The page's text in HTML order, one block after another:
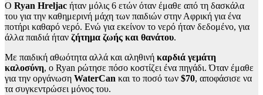
Ο Ryan Hreljac ήταν μόλις 6 ετών όταν έμαθε από τη δασκάλα
του για την καθημερινή μάχη των παιδιών στην Αφρική για ένα
ποτήρι καθαρό νερό. Ενώ για εκείνον το νερό ήταν δεδομένο, για
άλλα παιδιά ήταν ζήτημα ζωής και θανάτου.
Με παιδική αθωότητα αλλά και αληθινή καρδιά γεμάτη
καλοσύνη, ο Ryan ρώτησε πόσο κοστίζει ένα πηγάδι. Όταν έμαθε
για την οργάνωση WaterCan και το ποσό των $70, αποφάσισε να
τα συγκεντρώσει μόνος του.